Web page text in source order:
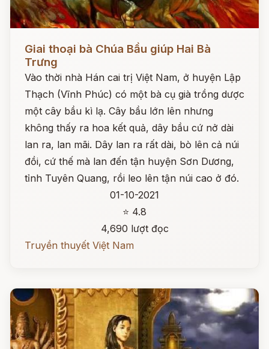
Giai thoại bà Chúa Bầu giúp Hai Bà
Trưng
Vào thời nhà Hán cai trị Việt Nam, ở huyện Lập
Thạch (Vĩnh Phúc) có một bà cụ già trồng dược
một cây bầu kì lạ. Cây bầu lớn lên nhưng
không thấy ra hoa kết quả, dây bầu cứ nở dài
lan ra, lan mãi. Dây lan ra rất dài, bò lên cả núi
đồi, cứ thế mà lan đến tận huyện Sơn Dương,
tỉnh Tuyên Quang, rồi leo lên tận núi cao ở đó.
01-10-2021
⭐ 4.8
4,690 lượt đọc
Truyền thuyết Việt Nam